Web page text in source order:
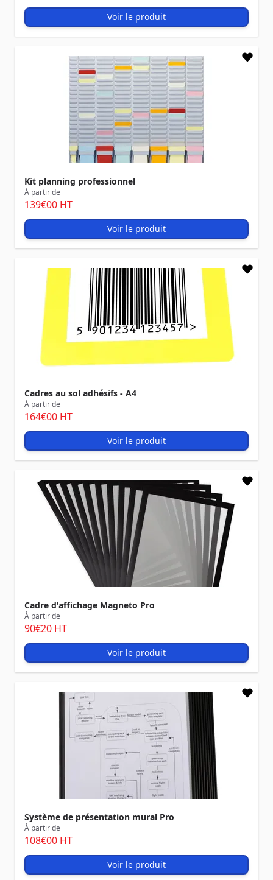
Voir le produit
Kit planning professionnel
À partir de
139€00 HT
Voir le produit
Cadres au sol adhésifs - A4
À partir de
164€00 HT
Voir le produit
Cadre d'affichage Magneto Pro
À partir de
90€20 HT
Voir le produit
Système de présentation mural Pro
À partir de
108€00 HT
Voir le produit